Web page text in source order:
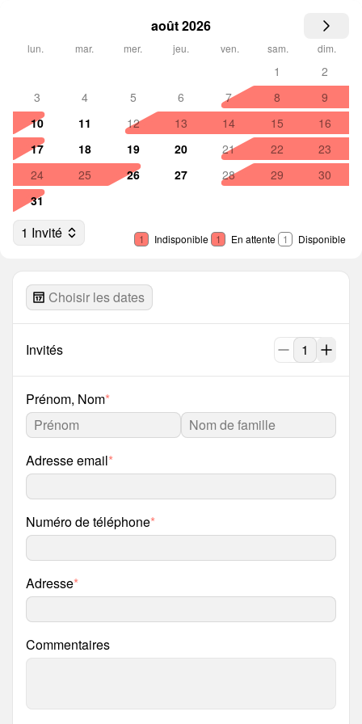
août 2026
lun. mar. mer. jeu. ven. sam. dim.
1
2
3
4 5 6 7 8
9
10
11 12 13 14 15
16
17
18 19 20 21 22
23
24
25 26 27 28 29
30
31
1 Invité 1 Indisponible 1 En attente 1 Disponible
Choisir les dates
Invités
Prénom, Nom*
Adresse email*
Numéro de téléphone*
Adresse*
Commentaires